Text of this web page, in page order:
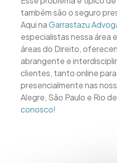
também são o seguro
Aqui naGarrastazu
especialistas nessa área
áreas do Direito,
abrangente e
clientes, tanto online
presencialmente nas
Alegre, São Paulo e Rio
conosco!